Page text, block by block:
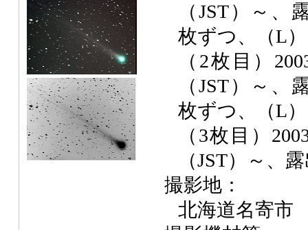
（JST）～、
枚ずつ、（L
（2枚目）
（JST）～、
枚ずつ、（L
（3枚目）
（JST）～、
撮影地：
北海道名寄市